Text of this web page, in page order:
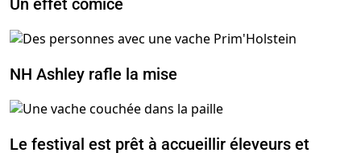
Un effet comice
NH Ashley rafle la mise
Le festival est prêt à accueillir éleveurs et